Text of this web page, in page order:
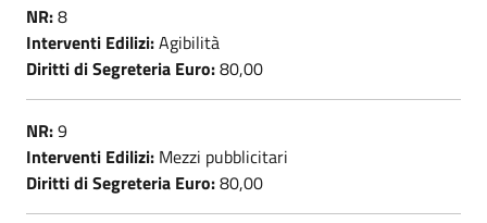
NR:8
Interventi Edilizi:Agibilità
Diritti di Segreteria Euro:80,00
NR:9
Interventi Edilizi: Mezzi pubblicitari
Diritti di Segreteria Euro:80,00